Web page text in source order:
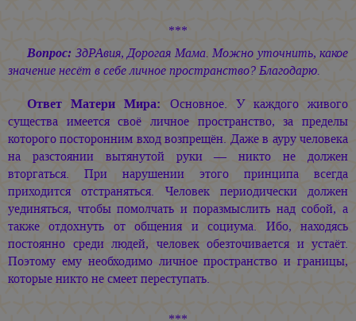
***
Вопрос: ЗдРАвия, Дорогая Мама. Можно уточнить, какое
значение несёт в себе личное пространство? Благодарю.
Ответ Матери Мира: Основное. У каждого живого
существа имеется своё личное пространство, за пределы
которого посторонним вход возпрещён. Даже в ауру человека
на разстоянии вытянутой руки — никто не должен
вторгаться. При нарушении этого принципа всегда
приходится отстраняться. Человек периодически должен
уединяться, чтобы помолчать и поразмыслить над собой, а
также отдохнуть от общения и социума. Ибо, находясь
постоянно среди людей, человек обезточивается и устаёт.
Поэтому ему необходимо личное пространство и границы,
которые никто не смеет переступать.